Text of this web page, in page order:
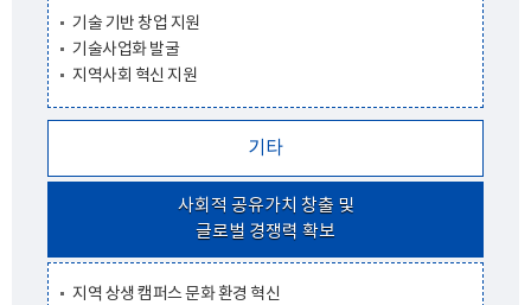
기술 기반 창업 지원
기술사업화 발굴
지역사회 혁신 지원
기타
사회적 공유가치 창출 및
글로벌 경쟁력 확보
지역 상생 캠퍼스 문화 환경 혁신